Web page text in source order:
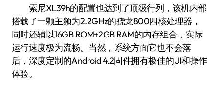
索尼XL39h的配置也达到了顶级行列，该机内部
搭载了一颗主频为2.2GHz的骁龙800四核处理器，
同时还辅以16GB ROM+2GB RAM的内存组合，实际
运行速度极为流畅。当然，系统方面它也不会落
后，深度定制的Android 4.2固件拥有极佳的UI和操作
体验。